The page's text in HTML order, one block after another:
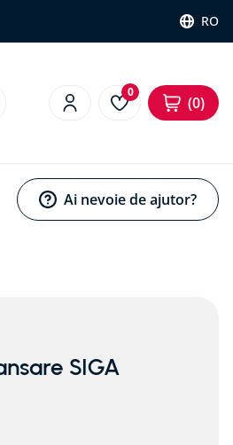
RO
0
0
Ai nevoie de ajutor?
SIGA